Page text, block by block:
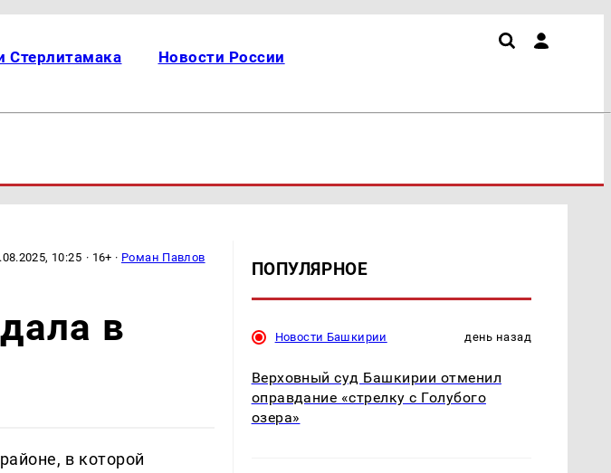
Стерлитамака Новости России
10:25 · 16+ · Роман Павлов
в
в которой
ПОПУЛЯРНОЕ
Новости Башкирии день назад
Верховный суд Башкирии отменил
оправдание «стрелку с Голубого
озера»